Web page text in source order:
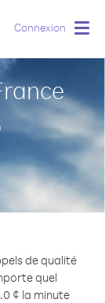
Connexion
de qualité
quel
¢ la minute